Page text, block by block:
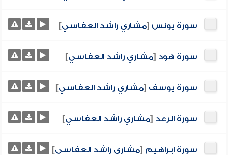
سورة يونس [مشاري راشد العفاسي]
سورة هود [مشاري راشد العفاسي]
سورة يوسف [مشاري راشد العفاسي]
سورة الرعد [مشاري راشد العفاسي]
سورة ابراهيم [مشاري راشد العفاسي]